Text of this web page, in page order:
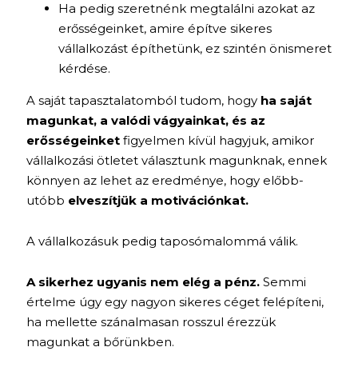
Ha pedig szeretnénk megtalálni azokat az
erősségeinket, amire építve sikeres
vállalkozást építhetünk, ez szintén önismeret
kérdése.
A saját tapasztalatomból tudom, hogy ha saját
magunkat, a valódi vágyainkat, és az
erősségeinket figyelmen kívül hagyjuk, amikor
vállalkozási ötletet választunk magunknak, ennek
könnyen az lehet az eredménye, hogy előbb-
utóbb elveszítjük a motivációnkat.
A vállalkozásuk pedig taposómalommá válik.
A sikerhez ugyanis nem elég a pénz. Semmi
értelme úgy egy nagyon sikeres céget felépíteni,
ha mellette szánalmasan rosszul érezzük
magunkat a bőrünkben.